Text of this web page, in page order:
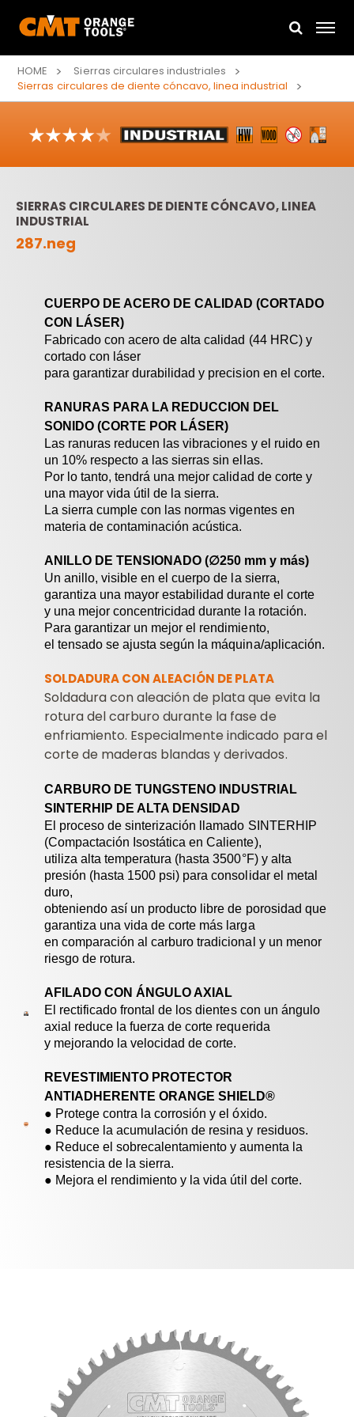
HOME
Sierras circulares industriales
Sierras circulares de diente cóncavo, linea industrial
SIERRAS CIRCULARES DE DIENTE CÓNCAVO, LINEA
INDUSTRIAL
287.neg
CUERPO DE ACERO DE CALIDAD (CORTADO
CON LÁSER)
Fabricado con acero de alta calidad (44 HRC) y
cortado con láser
para garantizar durabilidad y precision en el corte.
RANURAS PARA LA REDUCCION DEL
SONIDO (CORTE POR LÁSER)
Las ranuras reducen las vibraciones y el ruido en
un 10% respecto a las sierras sin ellas.
Por lo tanto, tendrá una mejor calidad de corte y
una mayor vida útil de la sierra.
La sierra cumple con las normas vigentes en
materia de contaminación acústica.
ANILLO DE TENSIONADO (∅250 mm y más)
Un anillo, visible en el cuerpo de la sierra,
garantiza una mayor estabilidad durante el corte
y una mejor concentricidad durante la rotación.
Para garantizar un mejor el rendimiento,
el tensado se ajusta según la máquina/aplicación.
SOLDADURA CON ALEACIÓN DE PLATA
Soldadura con aleación de plata que evita la
rotura del carburo durante la fase de
enfriamiento. Especialmente indicado para el
corte de maderas blandas y derivados.
CARBURO DE TUNGSTENO INDUSTRIAL
SINTERHIP DE ALTA DENSIDAD
El proceso de sinterización llamado SINTERHIP
(Compactación Isostática en Caliente),
utiliza alta temperatura (hasta 3500°F) y alta
presión (hasta 1500 psi) para consolidar el metal
duro,
obteniendo así un producto libre de porosidad que
garantiza una vida de corte más larga
en comparación al carburo tradicional y un menor
riesgo de rotura.
AFILADO CON ÁNGULO AXIAL
El rectificado frontal de los dientes con un ángulo
axial reduce la fuerza de corte requerida
y mejorando la velocidad de corte.
REVESTIMIENTO PROTECTOR
ANTIADHERENTE ORANGE SHIELD®
● Protege contra la corrosión y el óxido.
● Reduce la acumulación de resina y residuos.
● Reduce el sobrecalentamiento y aumenta la
resistencia de la sierra.
● Mejora el rendimiento y la vida útil del corte.